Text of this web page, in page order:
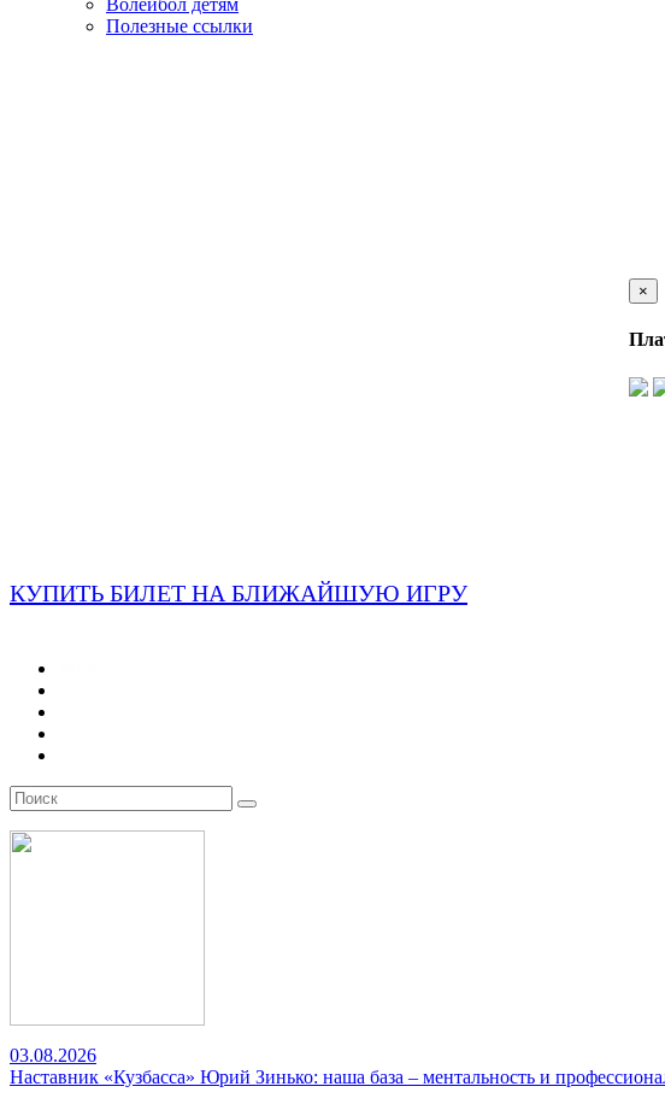
Волейбол детям
Полезные ссылки
×
КУПИТЬ БИЛЕТ НА БЛИЖАЙШУЮ ИГРУ
03.08.2026
Наставник «Кузбасса» Юрий Зинько: наша база – ментальность и